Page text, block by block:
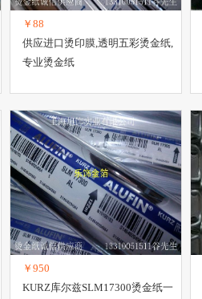
￥88
供应进口烫印膜,透明五彩烫金纸,
专业烫金纸
￥950
KURZ库尔兹SLM17300烫金纸一